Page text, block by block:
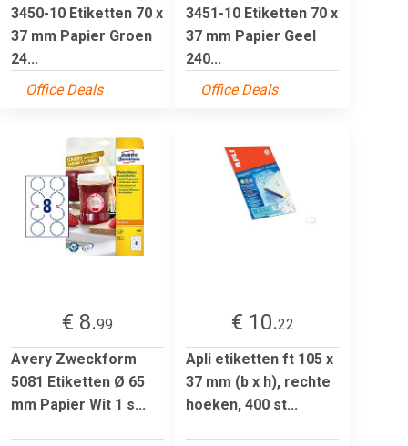
3450-10 Etiketten 70 x
37 mm Papier Groen
24...
Office Deals
3451-10 Etiketten 70 x
37 mm Papier Geel
240...
Office Deals
€ 8.99
Avery Zweckform
5081 Etiketten Ø 65
mm Papier Wit 1 s...
€ 10.22
Apli etiketten ft 105 x
37 mm (b x h), rechte
hoeken, 400 st...